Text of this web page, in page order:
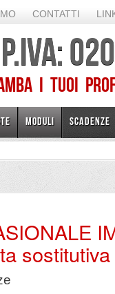
CONTATTI
P.IVA:
I TUOI
MODULI SCADENZE
sostitutiva